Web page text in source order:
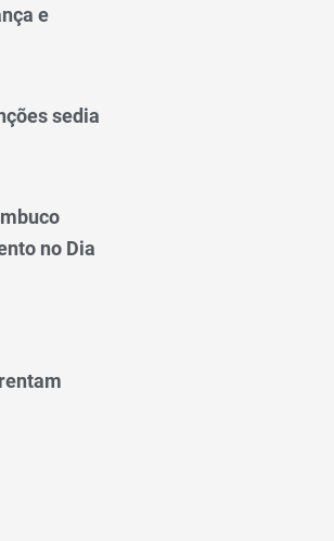
e
sedia
no Dia